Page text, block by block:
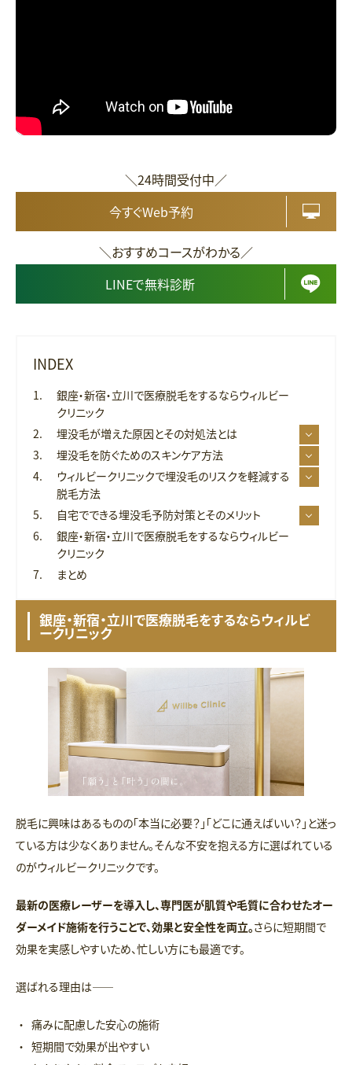
＼24時間受付中／
今すぐWeb予約
＼おすすめコースがわかる／
LINEで無料診断
INDEX
銀座・新宿・立川で医療脱毛をするならウィルビー
クリニック
埋没毛が増えた原因とその対処法とは
埋没毛を防ぐためのスキンケア方法
ウィルビークリニックで埋没毛のリスクを軽減する
脱毛方法
自宅でできる埋没毛予防対策とそのメリット
銀座・新宿・立川で医療脱毛をするならウィルビー
クリニック
まとめ
銀座・新宿・立川で医療脱毛をするならウィルビ
ークリニック
脱毛に興味はあるものの「本当に必要？」「どこに通えばいい？」と迷っ
ている方は少なくありません。そんな不安を抱える方に選ばれている
のがウィルビークリニックです。
最新の医療レーザーを導入し、専門医が肌質や毛質に合わせたオー
ダーメイド施術を行うことで、効果と安全性を両立。さらに短期間で
効果を実感しやすいため、忙しい方にも最適です。
選ばれる理由は――
痛みに配慮した安心の施術
短期間で効果が出やすい